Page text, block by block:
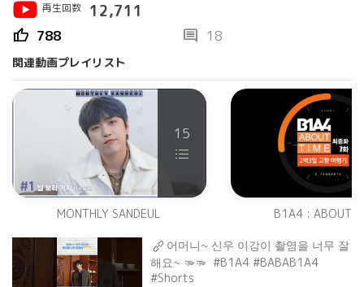
再生回数
12,711
thumb_up 788 comment 18
関連動画プレイリスト
15
MONTHLY SANDEUL B1A4 : ABOUT
어머니~ 신우 이강이 촬영을 너무 잘
해요~ 🫳🫳 #B1A4 #BABAB1A4
#Shorts